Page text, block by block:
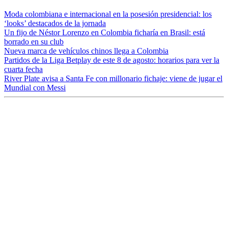
Moda colombiana e internacional en la posesión presidencial: los
‘looks’ destacados de la jornada
Un fijo de Néstor Lorenzo en Colombia ficharía en Brasil: está
borrado en su club
Nueva marca de vehículos chinos llega a Colombia
Partidos de la Liga Betplay de este 8 de agosto: horarios para ver la
cuarta fecha
River Plate avisa a Santa Fe con millonario fichaje: viene de jugar el
Mundial con Messi